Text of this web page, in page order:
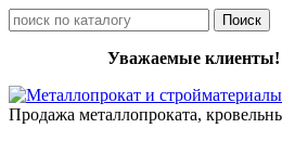
Уважаемые клиенты!
Продажа металлопроката,